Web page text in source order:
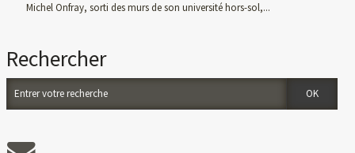
Michel Onfray, sorti des murs de son université hors-sol,...
Rechercher